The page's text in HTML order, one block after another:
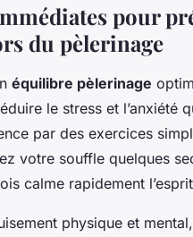
pour
du pèlerinage
équilibre pèlerinage
le stress et l’anxiété
par des exercices
votre souffle quelques
calme rapidement
physique et